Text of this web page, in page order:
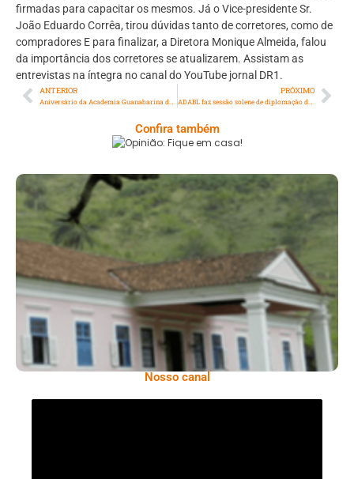
firmadas para capacitar os mesmos. Já o Vice-presidente Sr.
João Eduardo Corrêa, tirou dúvidas tanto de corretores, como de
compradores E para finalizar, a Diretora Monique Almeida, falou
da importância dos corretores se atualizarem. Assistam as
entrevistas na íntegra no canal do YouTube jornal DR1.
ANTERIOR
Aniversário da Academia Guanabarina de Letras
PRÓXIMO
ADABL faz sessão solene de diplomação dos novos associados e comemoração dos seus 60 anos
Confira também
Opinião: Fique Em Casa!
Serra: Fazenda Santa Cecília – Um Legado
Histórico Repleto De Beleza
Nosso canal